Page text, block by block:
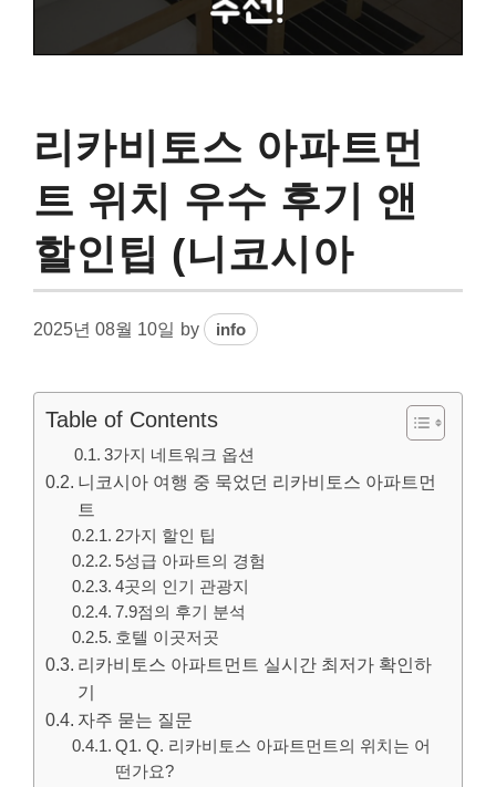
리카비토스 아파트먼
트 위치 우수 후기 앤
할인팁 (니코시아
2025년 08월 10일 by info
Table of Contents
3가지 네트워크 옵션
니코시아 여행 중 묵었던 리카비토스 아파트먼
트
2가지 할인 팁
5성급 아파트의 경험
4곳의 인기 관광지
7.9점의 후기 분석
호텔 이곳저곳
리카비토스 아파트먼트 실시간 최저가 확인하
기
자주 묻는 질문
Q1. Q. 리카비토스 아파트먼트의 위치는 어
떤가요?